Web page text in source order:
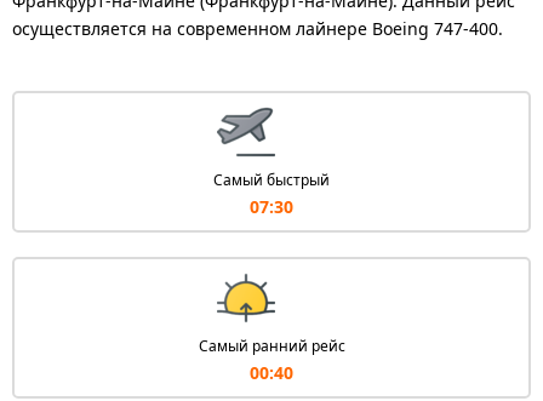
осуществляется на современном лайнере Boeing 747-400.
Самый быстрый
07:30
Самый ранний рейс
00:40